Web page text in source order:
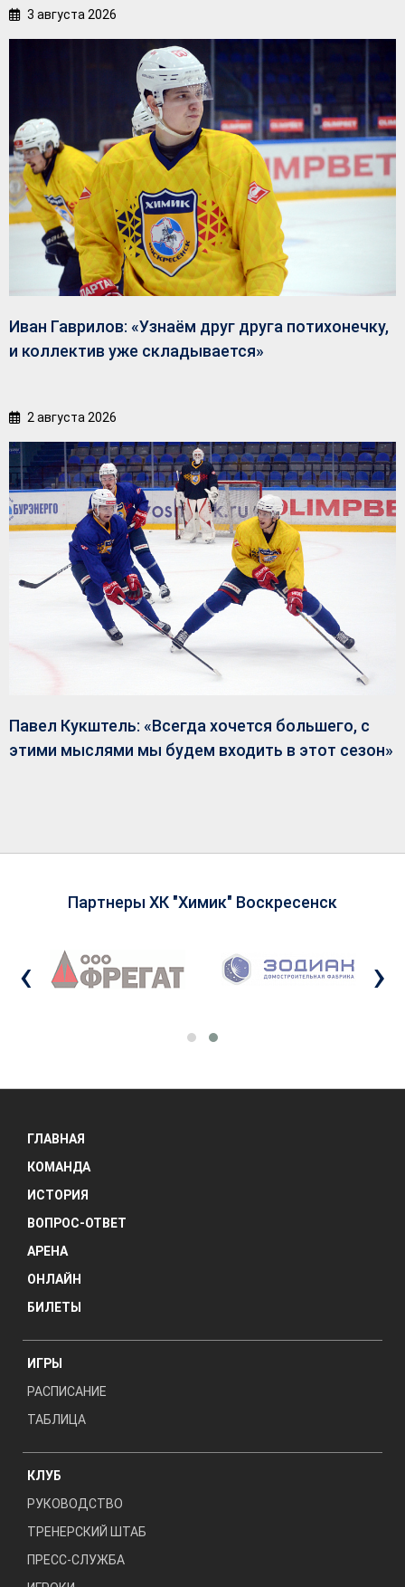
3 августа 2026
Иван Гаврилов: «Узнаём друг друга потихонечку,
и коллектив уже складывается»
2 августа 2026
Павел Кукштель: «Всегда хочется большего, с
этими мыслями мы будем входить в этот сезон»
Партнеры ХК "Химик" Воскресенск
‹ ›
ГЛАВНАЯ
КОМАНДА
ИСТОРИЯ
ВОПРОС-ОТВЕТ
АРЕНА
ОНЛАЙН
БИЛЕТЫ
ИГРЫ
РАСПИСАНИЕ
ТАБЛИЦА
КЛУБ
РУКОВОДСТВО
ТРЕНЕРСКИЙ ШТАБ
ПРЕСС-СЛУЖБА